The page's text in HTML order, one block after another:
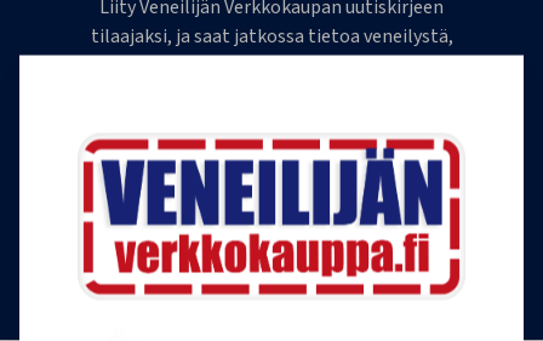
Liity Veneilijän Verkkokaupan uutiskirjeen
tilaajaksi, ja saat jatkossa tietoa veneilystä,
tilauksen milloin tahansa.
Tilaa uutiskirje